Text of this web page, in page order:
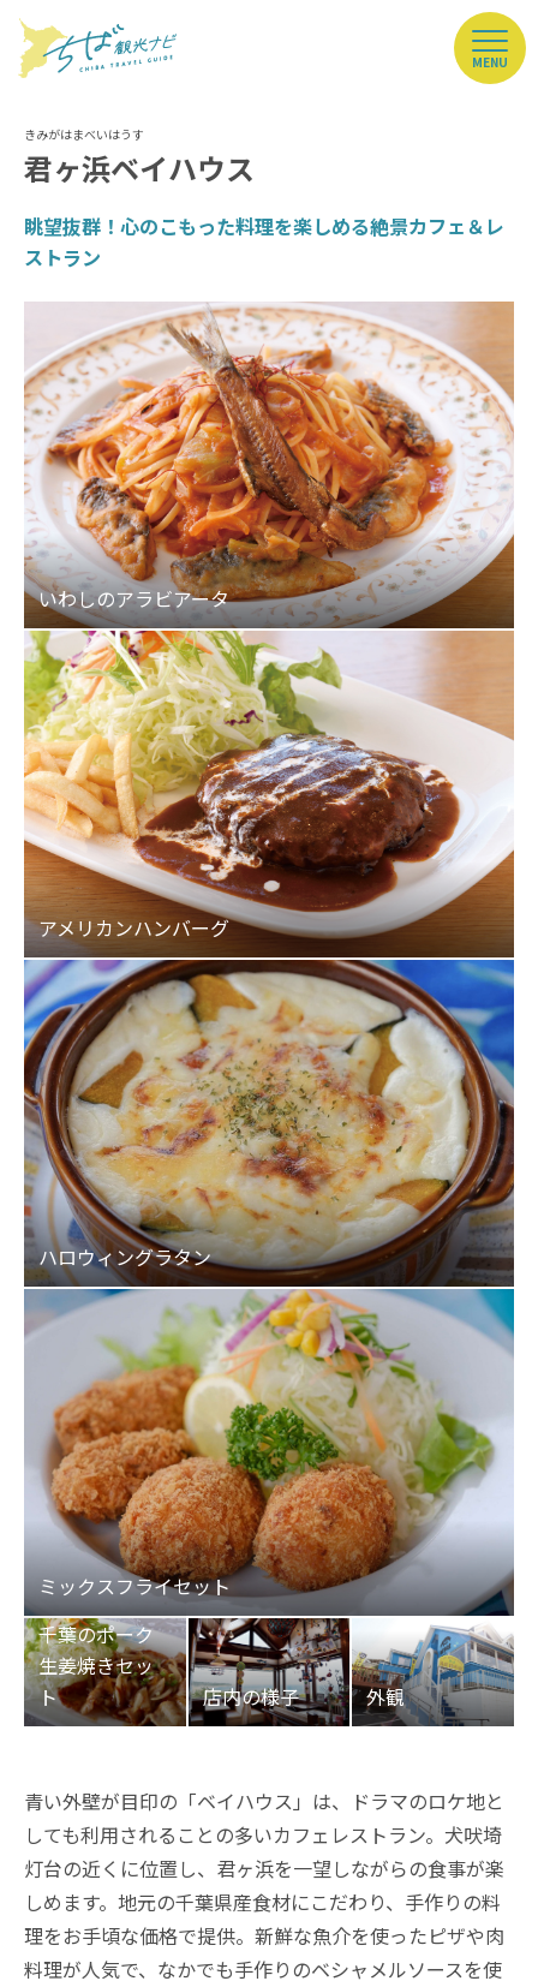
MENU
君ヶ浜ベイハウス
眺望抜群！心のこもった料理を楽しめる絶景カフェ＆レ
ストラン
青い外壁が目印の「ベイハウス」は、ドラマのロケ地と
しても利用されることの多いカフェレストラン。犬吠埼
灯台の近くに位置し、君ヶ浜を一望しながらの食事が楽
しめます。地元の千葉県産食材にこだわり、手作りの料
理をお手頃な価格で提供。新鮮な魚介を使ったピザや肉
料理が人気で、なかでも手作りのベシャメルソースを使